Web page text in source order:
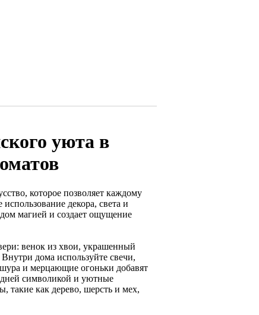
уюта в
которое позволяет каждому
декора, света и
магией и создает ощущение
венок из хвои, украшенный
дома используйте свечи,
и мерцающие огоньки добавят
символикой и уютные
такие как дерево, шерсть и мех,